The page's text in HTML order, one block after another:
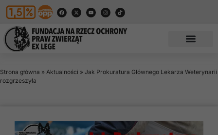
Strona główna » Aktualności » Jak Prokuratura Głównego Lekarza Weterynarii
rozgrzeszyła